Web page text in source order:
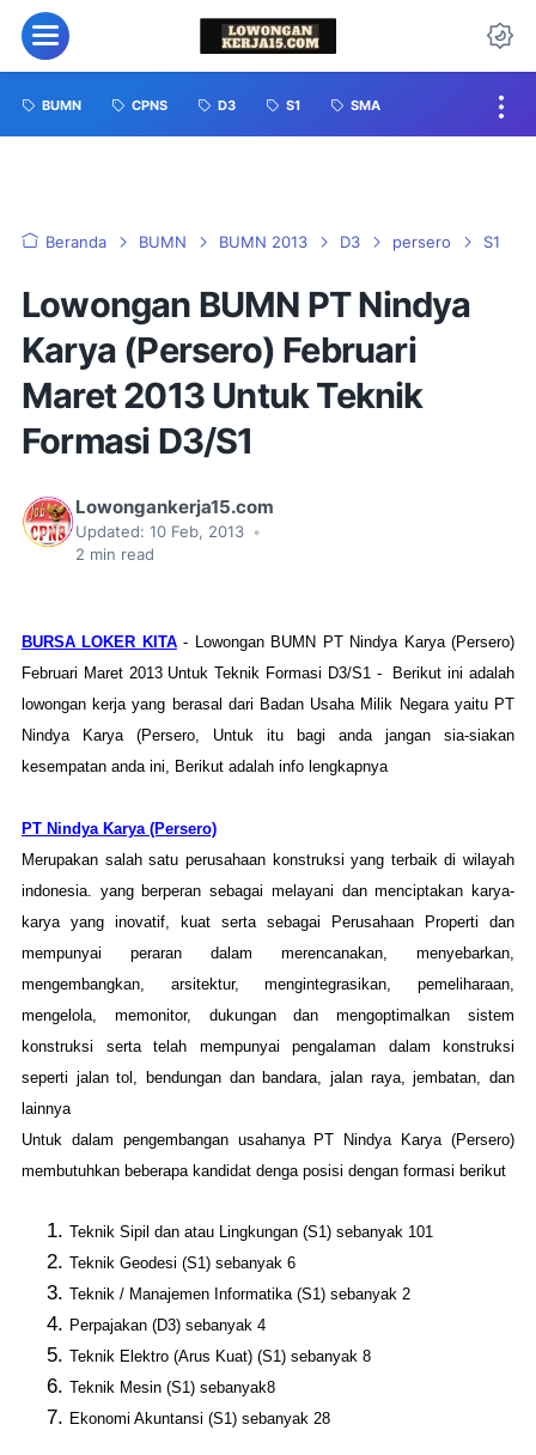
BUMN CPNS D3 S1 SMA
Beranda BUMN BUMN 2013 D3 persero S1
Lowongan BUMN PT Nindya
Karya (Persero) Februari
Maret 2013 Untuk Teknik
Formasi D3/S1
Lowongankerja15.com
Updated: 10 Feb, 2013 •
2 min read
BURSA LOKER KITA- Lowongan BUMN PT Nindya Karya (Persero)
Februari Maret 2013 Untuk Teknik Formasi D3/S1 - Berikut ini adalah
lowongan kerja yang berasal dari Badan Usaha Milik Negara yaitu PT
Nindya Karya (Persero, Untuk itu bagi anda jangan sia-siakan
kesempatan anda ini, Berikut adalah info lengkapnya
PT Nindya Karya (Persero)
Merupakan salah satu perusahaan konstruksi yang terbaik di wilayah
indonesia. yang berperan sebagai melayani dan menciptakan karya-
karya yang inovatif, kuat serta sebagai Perusahaan Properti dan
mempunyai peraran dalam merencanakan, menyebarkan,
mengembangkan, arsitektur, mengintegrasikan, pemeliharaan,
mengelola, memonitor, dukungan dan mengoptimalkan sistem
konstruksi serta telah mempunyai pengalaman dalam konstruksi
seperti jalan tol, bendungan dan bandara, jalan raya, jembatan, dan
lainnya
Untuk dalam pengembangan usahanya PT Nindya Karya (Persero)
membutuhkan beberapa kandidat denga posisi dengan formasi berikut
Teknik Sipil dan atau Lingkungan (S1) sebanyak 101
Teknik Geodesi (S1) sebanyak 6
Teknik / Manajemen Informatika (S1) sebanyak 2
Perpajakan (D3) sebanyak 4
Teknik Elektro (Arus Kuat) (S1) sebanyak 8
Teknik Mesin (S1) sebanyak8
Ekonomi Akuntansi (S1) sebanyak 28